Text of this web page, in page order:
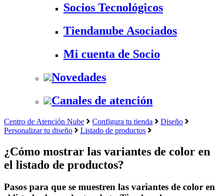
Socios Tecnológicos
Tiendanube Asociados
Mi cuenta de Socio
Novedades
Canales de atención
Centro de Atención Nube Configura tu tienda
Diseño
Personalizar tu diseño
Listado de productos
¿Cómo mostrar las variantes de color en
el listado de productos?
Pasos para que se muestren las variantes de color en